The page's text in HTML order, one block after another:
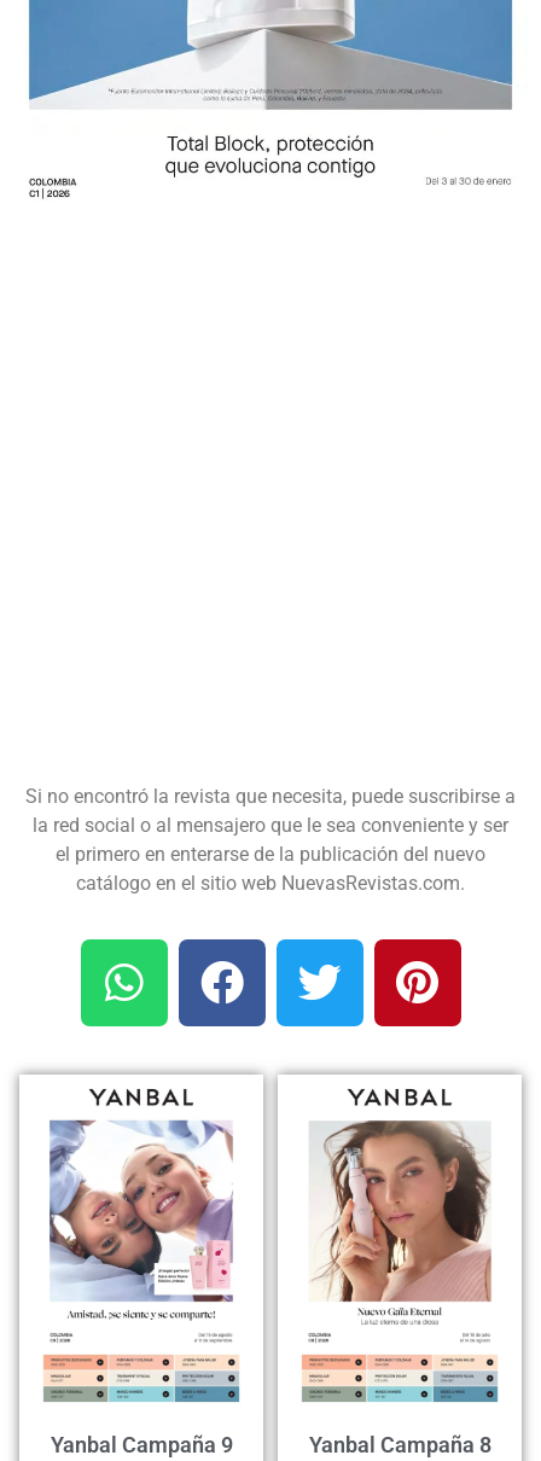
Si no encontró la revista que necesita, puede suscribirse a
la red social o al mensajero que le sea conveniente y ser
el primero en enterarse de la publicación del nuevo
catálogo en el sitio web NuevasRevistas.com.
Yanbal Campaña 9
Yanbal Campaña 8